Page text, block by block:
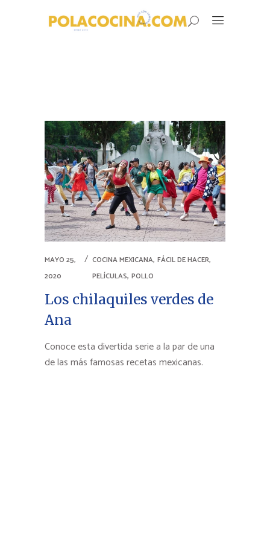
MAYO 25,
2020
COCINA MEXICANA, FÁCIL DE HACER,
PELÍCULAS, POLLO
Los chilaquiles verdes de
Ana
Conoce esta divertida serie a la par de una
de las más famosas recetas mexicanas.